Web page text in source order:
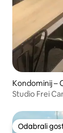
Kondominij –
Studio Frei
Odabrali
Odabrali